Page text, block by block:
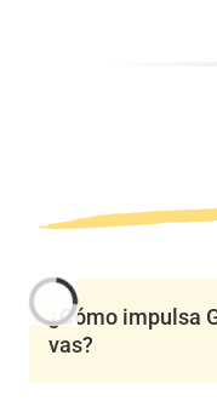
¿Cómo impulsa
vas?